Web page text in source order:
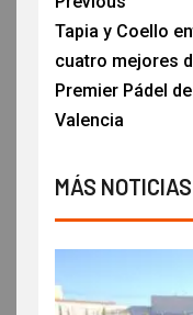
Tapia y Coello
cuatro mejores
Premier Pádel de
Valencia
MÁS NOTICIAS